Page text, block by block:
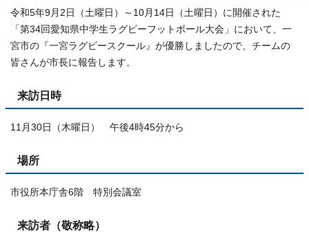
令和5年9月2日（土曜日）～10月14日（土曜日）に開催された
「第34回愛知県中学生ラグビーフットボール大会」において、一
宮市の『一宮ラグビースクール』が優勝しましたので、チームの
皆さんが市長に報告します。
来訪日時
11月30日（木曜日） 午後4時45分から
場所
市役所本庁舎6階 特別会議室
来訪者（敬称略）